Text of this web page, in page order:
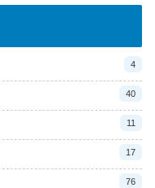
4
40
11
17
76